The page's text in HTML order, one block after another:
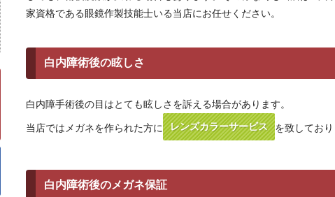
家資格である眼鏡作製技能士いる当店にお任せください。
白内障術後の眩しさ
白内障手術後の目はとても眩しさを訴える場合があります。
当店ではメガネを作られた方に レンズカラーサービス を致しており
白内障術後のメガネ保証